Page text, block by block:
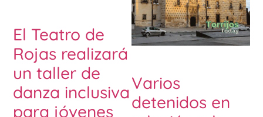
El Teatro de
Rojas realizará
un taller de
danza inclusiva
para jóvenes
Varios
detenidos en